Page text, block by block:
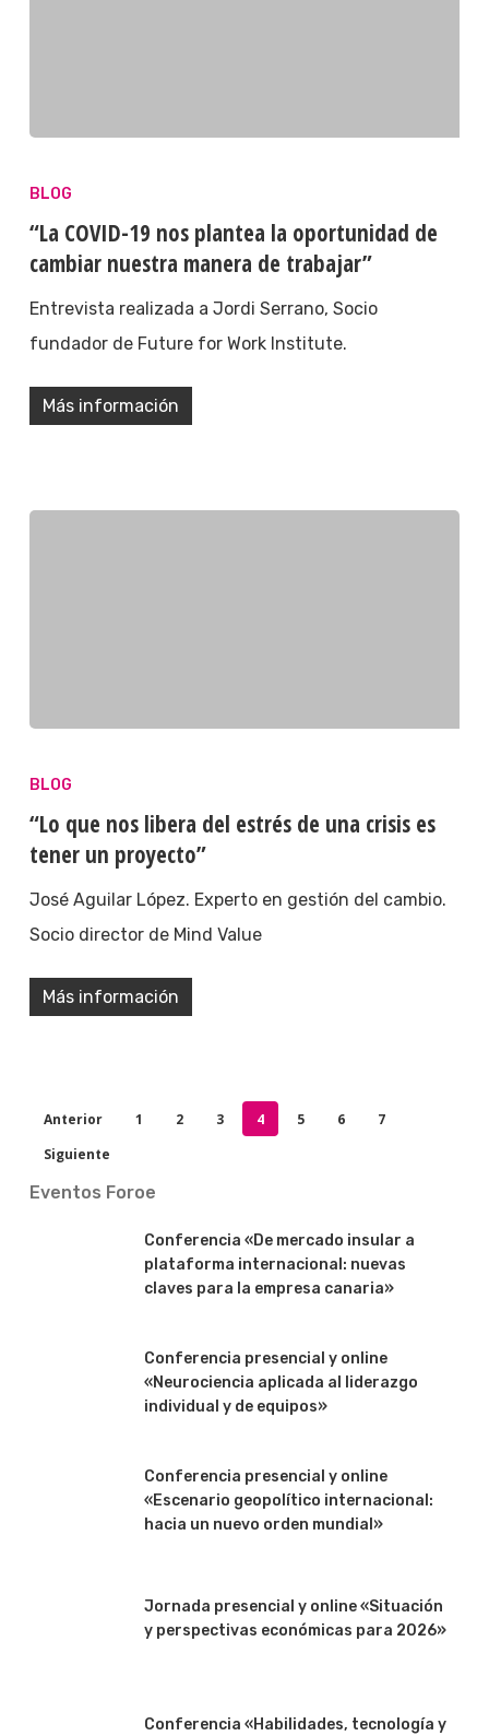
BLOG
“La COVID-19 nos plantea la oportunidad de
cambiar nuestra manera de trabajar”
Entrevista realizada a Jordi Serrano, Socio
fundador de Future for Work Institute.
Más información
BLOG
“Lo que nos libera del estrés de una crisis es
tener un proyecto”
José Aguilar López. Experto en gestión del cambio.
Socio director de Mind Value
Más información
Anterior 1 2 3 4 5 6
7
Siguiente
Eventos Foroe
Conferencia «De mercado insular a
plataforma internacional: nuevas
claves para la empresa canaria»
Conferencia presencial y online
«Neurociencia aplicada al liderazgo
individual y de equipos»
Conferencia presencial y online
«Escenario geopolítico internacional:
hacia un nuevo orden mundial»
Jornada presencial y online «Situación
y perspectivas económicas para 2026»
Conferencia «Habilidades, tecnología y